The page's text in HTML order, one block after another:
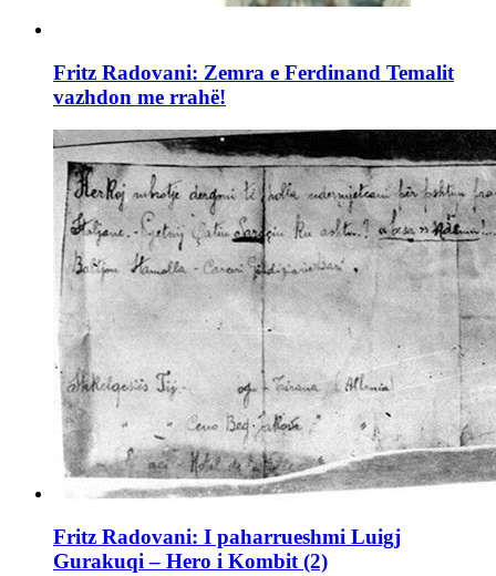
Fritz Radovani: Zemra e Ferdinand Temalit
vazhdon me rrahë!
Fritz Radovani: I paharrueshmi Luigj
Gurakuqi – Hero i Kombit (2)